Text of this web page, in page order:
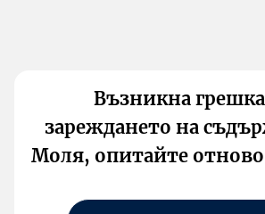
Възникна
зареждането на
Моля, опитайте